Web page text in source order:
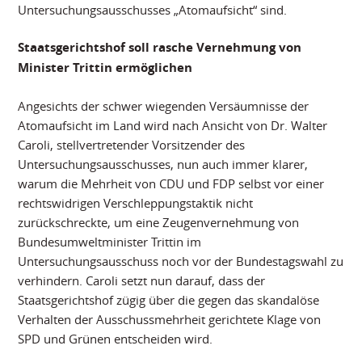
Untersuchungsausschusses „Atomaufsicht“ sind.
Staatsgerichtshof soll rasche Vernehmung von
Minister Trittin ermöglichen
Angesichts der schwer wiegenden Versäumnisse der
Atomaufsicht im Land wird nach Ansicht von Dr. Walter
Caroli, stellvertretender Vorsitzender des
Untersuchungsausschusses, nun auch immer klarer,
warum die Mehrheit von CDU und FDP selbst vor einer
rechtswidrigen Verschleppungstaktik nicht
zurückschreckte, um eine Zeugenvernehmung von
Bundesumweltminister Trittin im
Untersuchungsausschuss noch vor der Bundestagswahl zu
verhindern. Caroli setzt nun darauf, dass der
Staatsgerichtshof zügig über die gegen das skandalöse
Verhalten der Ausschussmehrheit gerichtete Klage von
SPD und Grünen entscheiden wird.